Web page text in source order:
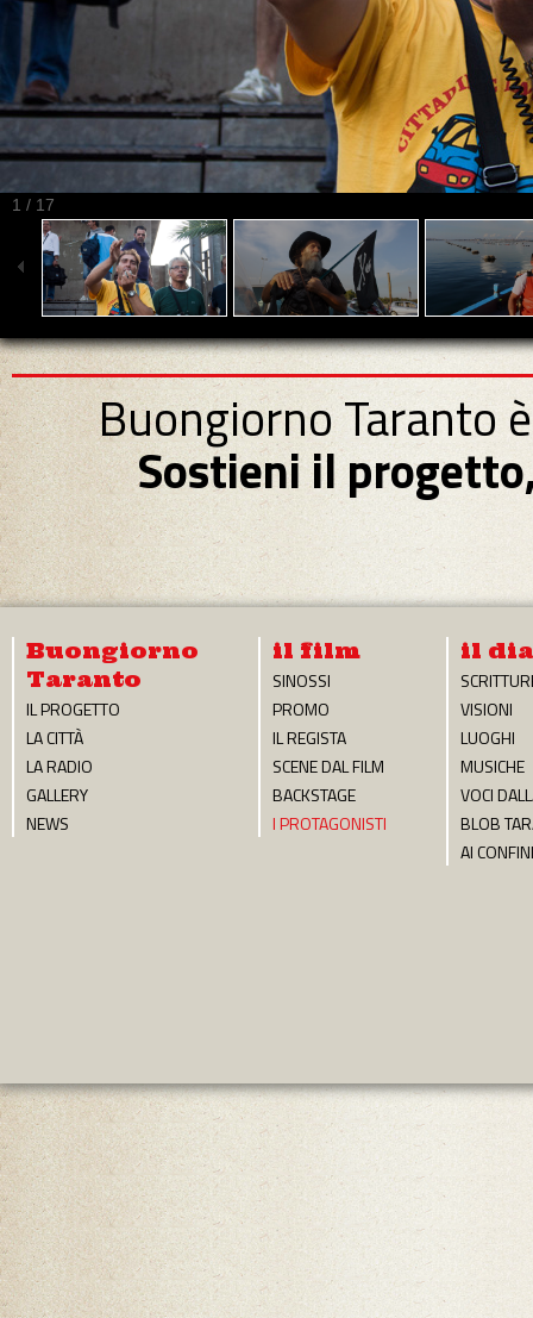
1 / 17
Buongiorno Taranto
Sostieni il
Buongiorno
Taranto
IL PROGETTO
LA CITTÀ
LA RADIO
GALLERY
NEWS
il film
SINOSSI
PROMO
IL REGISTA
SCENE DAL FILM
BACKSTAGE
I PROTAGONISTI
il
VISIONI
LUOGHI
MUSICHE
VOCI
BLOB
AI